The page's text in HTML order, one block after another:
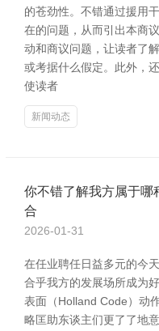
的苍劲性。不错通过援用
在的问题，从而引出本商
动和商议问题，让读者了
或考据什么假定。此外，
使读者
新闻动态
你不错了解我方属于哪
合
2026-01-31
在任业聘任日益多元的今
合乎我方的发展场所成为
表面（Holland Code）动
略匡助东谈主们更了了地